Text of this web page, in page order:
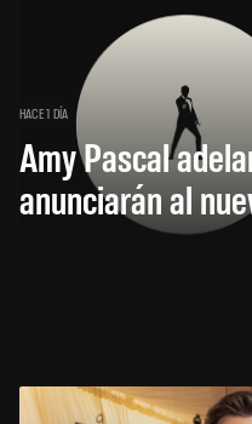
HACE 1 DÍA
Amy Pascal
anunciarán al